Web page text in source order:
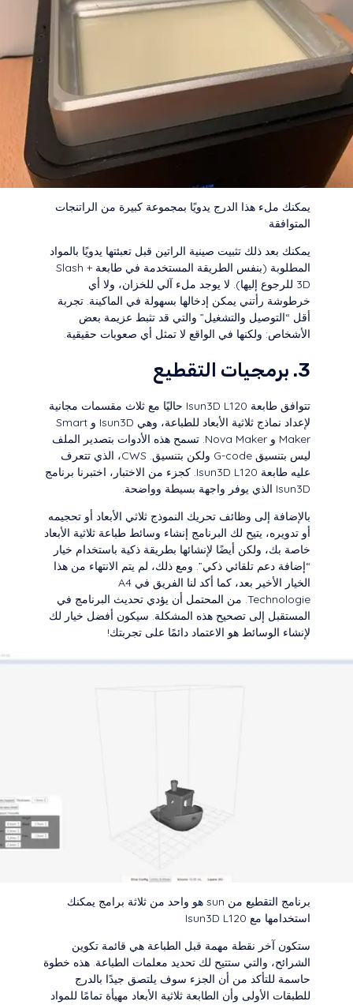
يمكنك ملء هذا الدرج يدويًا بمجموعة كبيرة من الراتنجات
المتوافقة
يمكنك بعد ذلك تثبيت صينية الراتين قبل تعبئتها يدويًا بالمواد
المطلوبة (بنفس الطريقة المستخدمة في طابعة Slash +
3D للرجوع إليها). لا يوجد ملء آلي للخزان، ولا أي
خرطوشة رأتني يمكن إدخالها بسهولة في الماكينة. تجربة
أقل “التوصيل والتشغيل” والتي قد تثبط عزيمة بعض
الأشخاص: ولكنها في الواقع لا تمثل أي صعوبات حقيقية.
3. برمجيات التقطيع
تتوافق طابعة Isun3D L120 حاليًا مع ثلاث مقسمات مجانية
لإعداد نماذج ثلاثية الأبعاد للطباعة، وهي Isun3D و Smart
Maker و Nova Maker. تسمح هذه الأدوات بتصدير الملف
ليس بتنسيق G-code ولكن بتنسيق. CWS، الذي تتعرف
عليه طابعة Isun3D L120. كجزء من الاختبار، اختبرنا برنامج
Isun3D الذي يوفر واجهة بسيطة وواضحة.
بالإضافة إلى وظائف تحريك النموذج ثلاثي الأبعاد أو تحجيمه
أو تدويره، يتيح لك البرنامج إنشاء وسائط طباعة ثلاثية الأبعاد
خاصة بك، ولكن أيضًا لإنشائها بطريقة ذكية باستخدام خيار
“إضافة دعم تلقائي ذكي”. ومع ذلك، لم يتم الانتهاء من هذا
الخيار الأخير بعد، كما أكد لنا الفريق في A4
Technologie. من المحتمل أن يؤدي تحديث البرنامج في
المستقبل إلى تصحيح هذه المشكلة. سيكون أفضل خيار لك
لإنشاء الوسائط هو الاعتماد دائمًا على تجربتك!
برنامج التقطيع من sun هو واحد من ثلاثة برامج يمكنك
استخدامها مع Isun3D L120
ستكون آخر نقطة مهمة قبل الطباعة هي قائمة تكوين
الشرائح، والتي ستتيح لك تحديد معلمات الطباعة. هذه خطوة
حاسمة للتأكد من أن الجزء سوف يلتصق جيدًا بالدرج
للطبقات الأولى وأن الطابعة ثلاثية الأبعاد مهيأة تمامًا للمواد